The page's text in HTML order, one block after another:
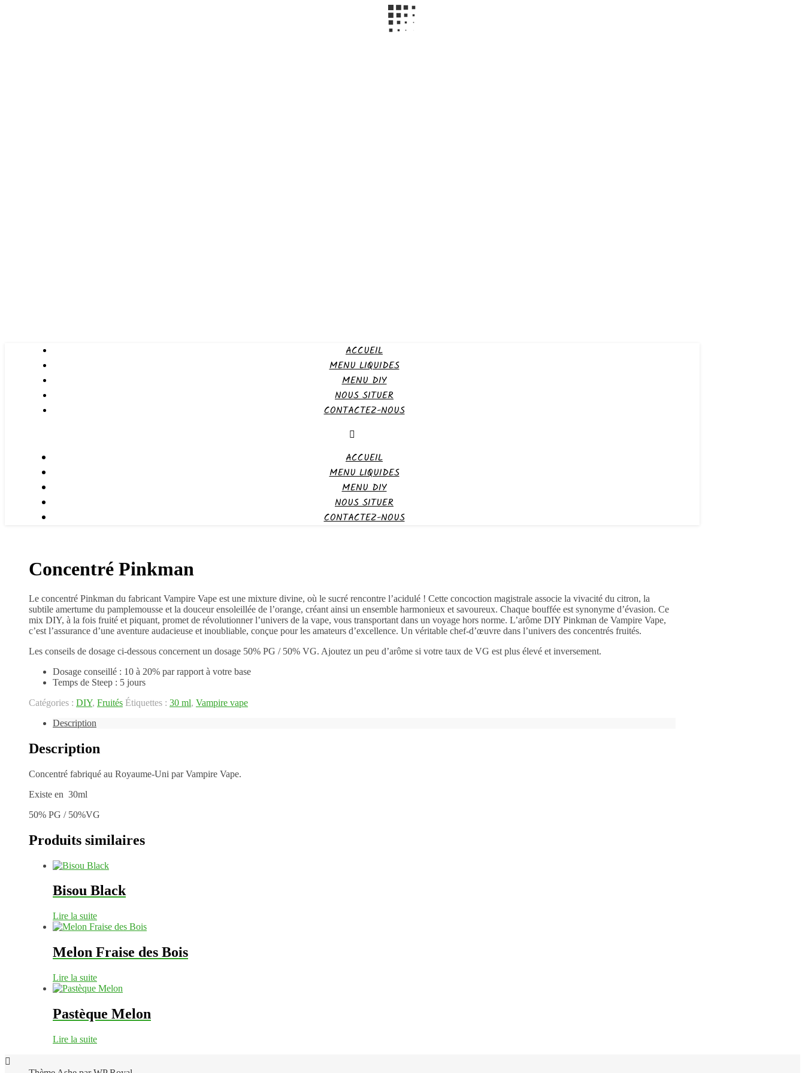
ACCUEIL
MENU LIQUIDES
MENU DIY
NOUS SITUER
CONTACTEZ-NOUS
ACCUEIL
MENU LIQUIDES
MENU DIY
NOUS SITUER
CONTACTEZ-NOUS
Concentré Pinkman
Le concentré Pinkman du fabricant Vampire Vape est une mixture divine, où le sucré rencontre l’acidulé ! Cette concoction magistrale associe la vivacité du citron, la
subtile amertume du pamplemousse et la douceur ensoleillée de l’orange, créant ainsi un ensemble harmonieux et savoureux. Chaque bouffée est synonyme d’évasion. Ce
mix DIY, à la fois fruité et piquant, promet de révolutionner l’univers de la vape, vous transportant dans un voyage hors norme. L’arôme DIY Pinkman de Vampire Vape,
c’est l’assurance d’une aventure audacieuse et inoubliable, conçue pour les amateurs d’excellence. Un véritable chef-d’œuvre dans l’univers des concentrés fruités.
Les conseils de dosage ci-dessous concernent un dosage 50% PG / 50% VG. Ajoutez un peu d’arôme si votre taux de VG est plus élevé et inversement.
Dosage conseillé : 10 à 20% par rapport à votre base
Temps de Steep : 5 jours
Catégories : DIY, Fruités Étiquettes : 30 ml, Vampire vape
Description
Description
Concentré fabriqué au Royaume-Uni par Vampire Vape.
Existe en 30ml
50% PG / 50%VG
Produits similaires
Bisou Black
Lire la suite
Melon Fraise des Bois
Lire la suite
Pastèque Melon
Lire la suite